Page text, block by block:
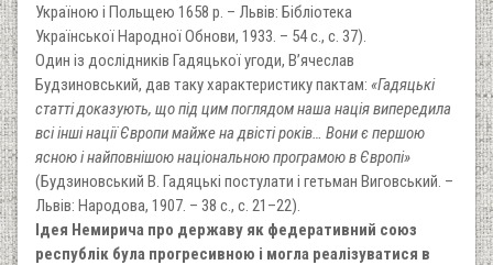
Україною і Польщею 1658 р. – Львів: Бібліотека
Української Народної Обнови, 1933. – 54 с., с. 37).
Один із дослідників Гадяцької угоди, В’ячеслав
Будзиновський, дав таку характеристику пактам: «Гадяцькі
статті доказують, що під цим поглядом наша нація випередила
всі інші нації Європи майже на двісті років… Вони є першою
ясною і найповнішою національною програмою в Європі»
(Будзиновський В. Гадяцькі постулати і гетьман Виговський. –
Львів: Народова, 1907. – 38 с., с. 21–22).
Ідея Немирича про державу як федеративний союз
республік була прогресивною і могла реалізуватися в